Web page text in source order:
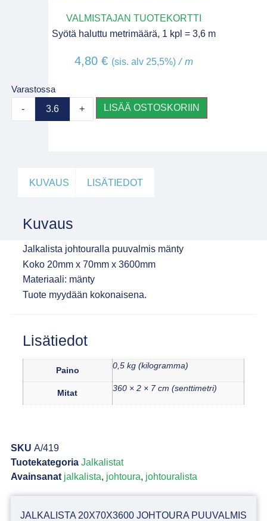
VALMISTAJAN TUOTEKORTTI
Syötä haluttu metrimäärä, 1 kpl = 3,6 m
4,80 € (sis. alv 25,5%)/ m
Varastossa
- + LISÄÄ OSTOSKORIIN
KUVAUS LISÄTIEDOT
Kuvaus
Jalkalista johtouralla puuvalmis mänty
Koko 20mm x 70mm x 3600mm
Materiaali: mänty
Tuote myydään kokonaisena.
Lisätiedot
Paino 0,5 kg (kilogramma)
Mitat 360 × 2 × 7 cm (senttimetri)
SKU A/419
Tuotekategoria Jalkalistat
Avainsanat jalkalista, johtoura, johtouralista
JALKALISTA 20X70X3600 JOHTOURA PUUVALMIS